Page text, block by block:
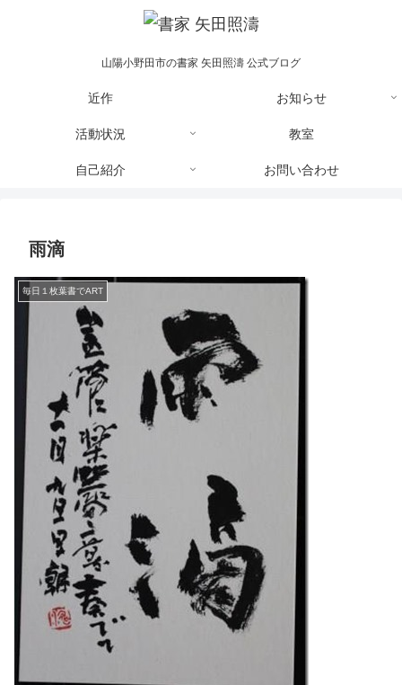
山陽小野田市の書家 矢田照濤 公式ブログ
近作 お知らせ
活動状況 教室
自己紹介 お問い合わせ
雨滴
毎日１枚葉書でART